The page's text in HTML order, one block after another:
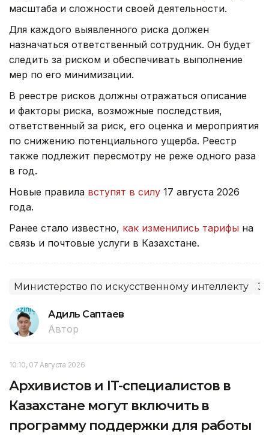
масштаба и сложности своей деятельности.
Для каждого выявленного риска должен
назначаться ответственный сотрудник. Он будет
следить за риском и обеспечивать выполнение
мер по его минимизации.
В реестре рисков должны отражаться описание
и факторы риска, возможные последствия,
ответственный за риск, его оценка и мероприятия
по снижению потенциального ущерба. Реестр
также подлежит пересмотру не реже одного раза
в год.
Новые правила вступят в силу 17 августа 2026
года.
Ранее стало известно, как изменились тарифы на
связь и почтовые услуги в Казахстане.
Министерство по искусственному интеллекту
Адиль Саптаев
Автор
10:10, 07 Августа 2026
Архивистов и IT-специалистов в
Казахстане могут включить в
программу поддержки для работы